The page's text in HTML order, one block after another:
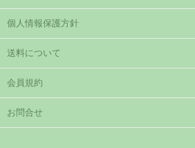
個人情報保護方針
送料について
会員規約
お問合せ